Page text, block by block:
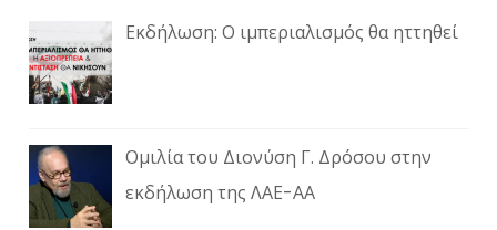
Εκδήλωση: Ο ιμπεριαλισμός θα ηττηθεί
Ομιλία του Διονύση Γ. Δρόσου στην
εκδήλωση της ΛΑΕ-ΑΑ